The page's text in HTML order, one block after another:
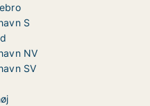
S
NV
SV